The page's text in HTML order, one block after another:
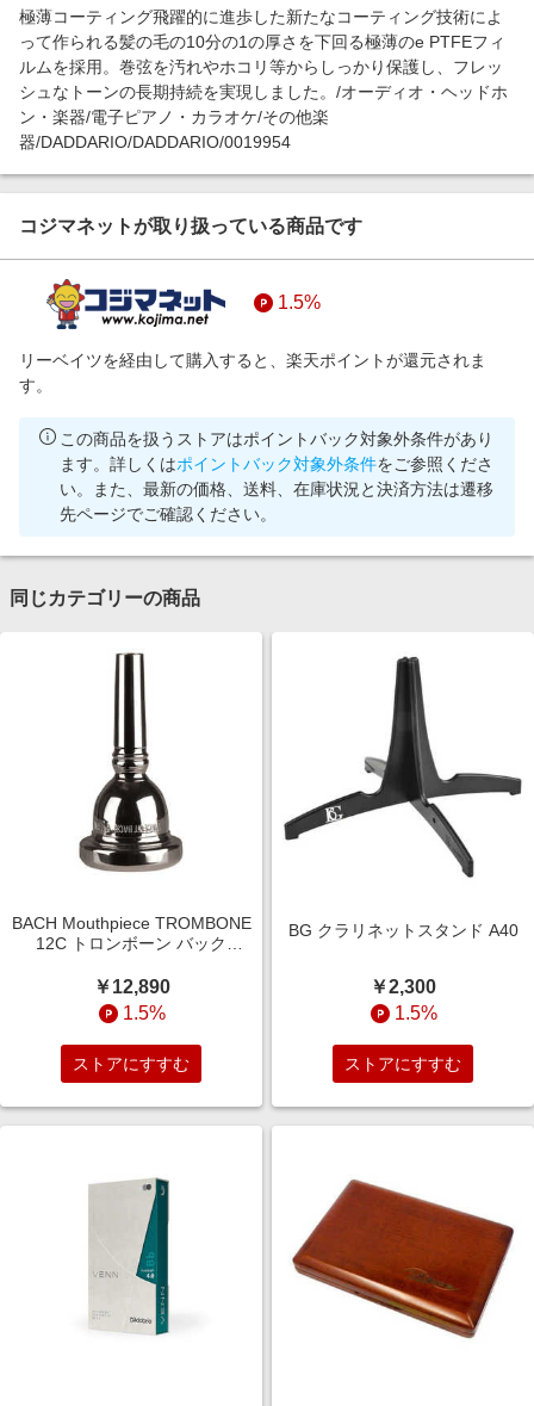
極薄コーティング飛躍的に進歩した新たなコーティング技術によ
って作られる髪の毛の10分の1の厚さを下回る極薄のe PTFEフィ
ルムを採用。巻弦を汚れやホコリ等からしっかり保護し、フレッ
シュなトーンの長期持続を実現しました。/オーディオ・ヘッドホ
ン・楽器/電子ピアノ・カラオケ/その他楽
器/DADDARIO/DADDARIO/0019954
コジマネットが取り扱っている商品です
1.5%
リーベイツを経由して購入すると、楽天ポイントが還元されま
す。
この商品を扱うストアはポイントバック対象外条件があり
ます。詳しくはポイントバック対象外条件をご参照くださ
い。また、最新の価格、送料、在庫状況と決済方法は遷移
先ページでご確認ください。
同じカテゴリーの商品
BACH Mouthpiece TROMBONE
12C トロンボーン バック
￥12,890
1.5%
ストアにすすむ
BG クラリネットスタンド A40
￥2,300
1.5%
ストアにすすむ